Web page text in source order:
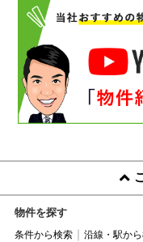
物件を探す
条件から検索 沿線・駅か